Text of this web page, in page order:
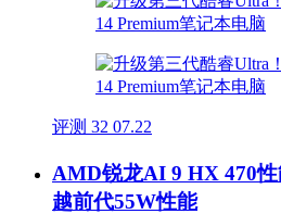
评测 32 07.22
AMD锐龙AI 9 HX 470
越前代55W性能